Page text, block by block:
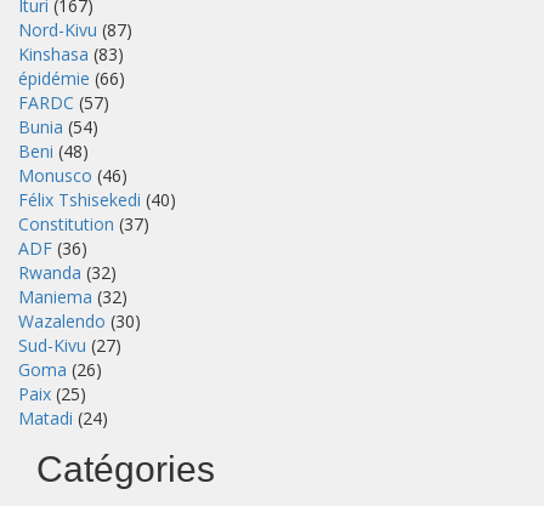
Ituri (167)
Nord-Kivu (87)
Kinshasa (83)
épidémie (66)
FARDC (57)
Bunia (54)
Beni (48)
Monusco (46)
Félix Tshisekedi (40)
Constitution (37)
ADF (36)
Rwanda (32)
Maniema (32)
Wazalendo (30)
Sud-Kivu (27)
Goma (26)
Paix (25)
Matadi (24)
Catégories